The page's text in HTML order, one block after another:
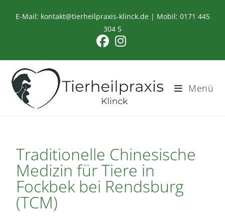
E-Mail: kontakt@tierheilpraxis-klinck.de| Mobil: 0171 445
304 5
Menü
Traditionelle Chinesische
Medizin für Tiere in
Fockbek bei Rendsburg
(TCM)